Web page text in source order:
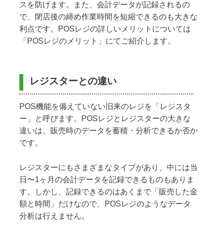
スを防げます。また、会計データが記録されるの
で、閉店後の締め作業時間を短縮できるのも大きな
利点です。POSレジの詳しいメリットについては
「POSレジのメリット」にてご紹介します。
レジスターとの違い
POS機能を備えていない旧来のレジを「レジスタ
ー」と呼びます。POSレジとレジスターの大きな
違いは、販売時のデータを蓄積・分析できるか否か
です。
レジスターにもさまざまなタイプがあり、中には当
日〜1ヶ月の会計データを記録できるものもありま
す。しかし、記録できるのはあくまで「販売した金
額と時間」だけなので、POSレジのようなデータ
分析は行えません。